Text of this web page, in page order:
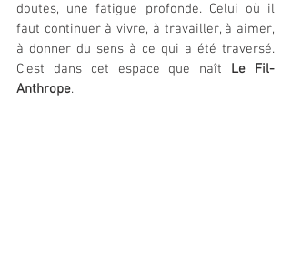
doutes, une fatigue profonde. Celui où il
faut continuer à vivre, à travailler, à aimer,
à donner du sens à ce qui a été traversé.
C’est dans cet espace que naît Le Fil-
Anthrope.